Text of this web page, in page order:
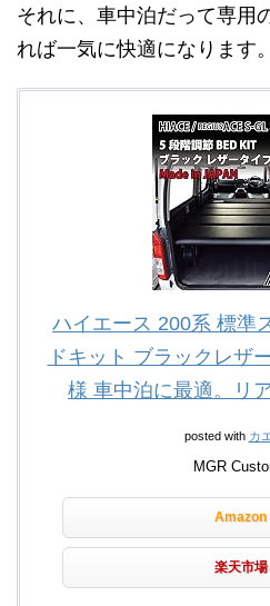
それに、車中泊だって専用
れば一気に快適になります。
ハイエース 200系 標準
ドキット ブラックレザ
様 車中泊に最適。リ
posted with カ
MGR
Amazon
楽天市場